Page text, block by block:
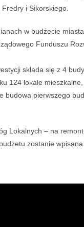
i Sikorskiego.
w budżecie
Funduszu
składa się z 4
124 lokale
pierwszego
Lokalnych – na
zostanie wpisana